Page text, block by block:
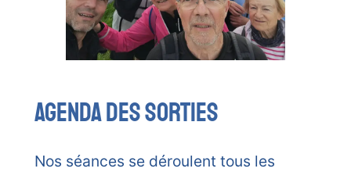
AGENDA DES SORTIES
Nos séances se déroulent tous les